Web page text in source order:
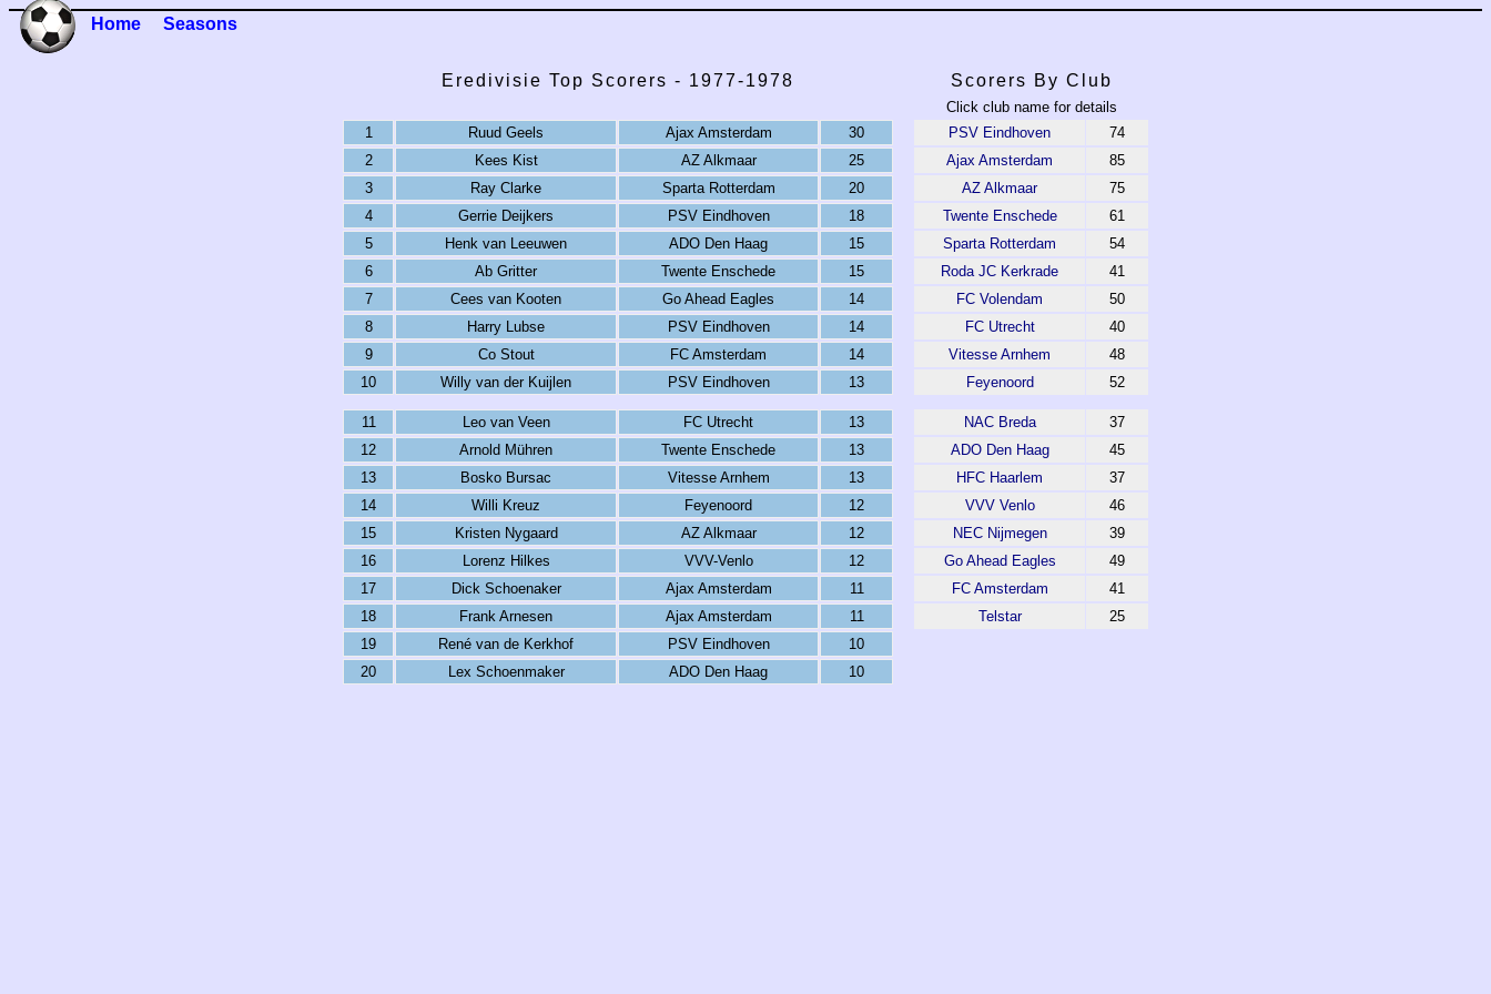
Home Seasons
Eredivisie Top Scorers - 1977-1978 Scorers By Club
Click club name for details
1
Ruud Geels Ajax Amsterdam 30 PSV Eindhoven
74
2
Kees Kist AZ Alkmaar 25 Ajax Amsterdam
85
3
Ray Clarke Sparta Rotterdam 20 AZ Alkmaar
75
4
Gerrie Deijkers PSV Eindhoven 18 Twente Enschede
61
5
Henk van Leeuwen ADO Den Haag 15 Sparta Rotterdam
54
6
Ab Gritter Twente Enschede 15 Roda JC Kerkrade
41
7
Cees van Kooten Go Ahead Eagles 14 FC Volendam
50
8
Harry Lubse PSV Eindhoven 14 FC Utrecht
40
9
Co Stout FC Amsterdam 14 Vitesse Arnhem
48
10
Willy van der Kuijlen PSV Eindhoven 13 Feyenoord 52
11 Leo van Veen FC Utrecht 13 NAC Breda
37
12
Arnold Mühren Twente Enschede 13 ADO Den Haag
45
13
Bosko Bursac Vitesse Arnhem 13 HFC Haarlem
37
14
Willi Kreuz Feyenoord 12 VVV Venlo
46
15
Kristen Nygaard AZ Alkmaar 12 NEC Nijmegen
39
16
Lorenz Hilkes VVV-Venlo 12 Go Ahead Eagles
49
17
Dick Schoenaker Ajax Amsterdam 11 FC Amsterdam
41
18
Frank Arnesen Ajax Amsterdam 11 Telstar
25
19
René van de Kerkhof PSV Eindhoven
10
20
Lex Schoenmaker ADO Den Haag 10